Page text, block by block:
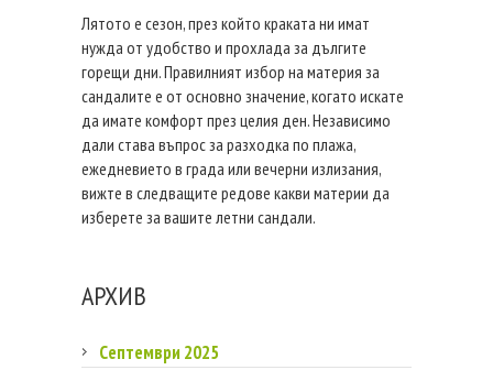
Лятото е сезон, през който краката ни имат
нужда от удобство и прохлада за дългите
горещи дни. Правилният избор на материя за
сандалите е от основно значение, когато искате
да имате комфорт през целия ден. Независимо
дали става въпрос за разходка по плажа,
ежедневието в града или вечерни излизания,
вижте в следващите редове какви материи да
изберете за вашите летни сандали.
АРХИВ
Септември 2025